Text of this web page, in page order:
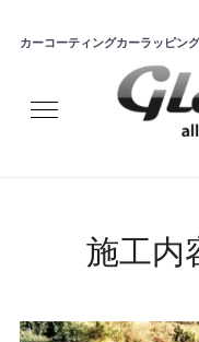
カーコーティングカーラッピン
施工内